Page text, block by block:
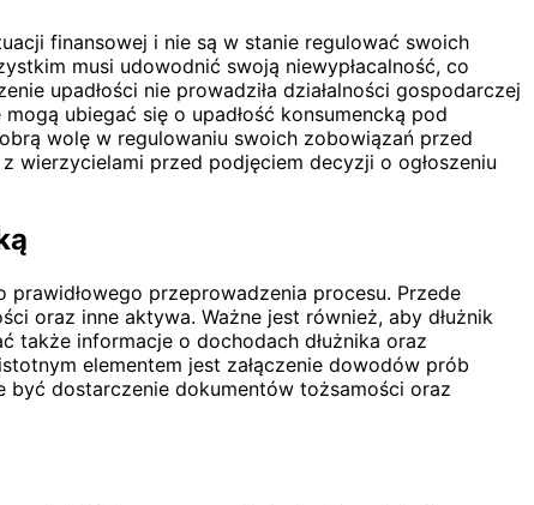
finansowej i nie są w stanie regulować swoich
musi udowodnić swoją niewypłacalność, co
upadłości nie prowadziła działalności gospodarczej
ubiegać się o upadłość konsumencką pod
wolę w regulowaniu swoich zobowiązań przed
wierzycielami przed podjęciem decyzji o ogłoszeniu
przeprowadzenia procesu. Przede
oraz inne aktywa. Ważne jest również, aby dłużnik
także informacje o dochodach dłużnika oraz
elementem jest załączenie dowodów prób
być dostarczenie dokumentów tożsamości oraz